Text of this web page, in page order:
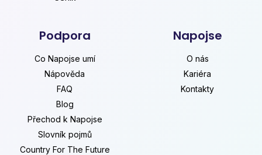
Podpora
Co Napojse umí
Nápověda
FAQ
Blog
Přechod k Napojse
Slovník pojmů
Country For The Future
Napojse
O nás
Kariéra
Kontakty